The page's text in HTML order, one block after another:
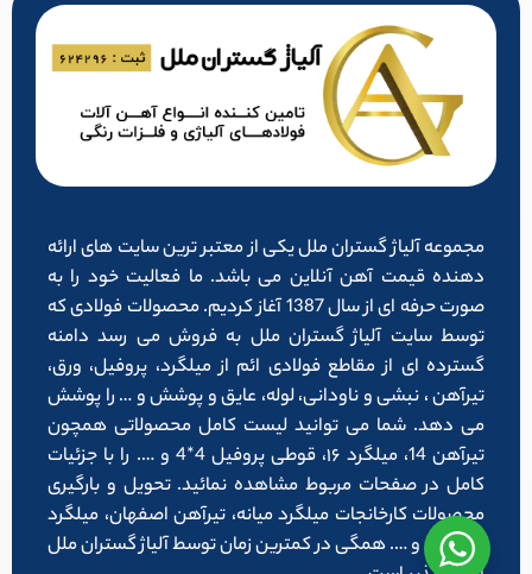
مجموعه آلیاژ گستران ملل یکی از معتبر ترین سایت های ارائه
دهنده قیمت آهن آنلاین می باشد. ما فعالیت خود را به
صورت حرفه ای از سال 1387 آغاز کردیم. محصولات فولادی که
توسط سایت آلیاژ گستران ملل به فروش می رسد دامنه
گسترده ای از مقاطع فولادی ائم از میلگرد، پروفیل، ورق،
تیرآهن ، نبشی و ناودانی، لوله، عایق و پوشش و … را پوشش
می دهد. شما می توانید لیست کامل محصولاتی همچون
تیرآهن 14، میلگرد ۱۶، قوطی پروفیل 4*4 و …. را با جزئیات
کامل در صفحات مربوط مشاهده نمائید. تحویل و بارگیری
محصولات کارخانجات میلگرد میانه، تیرآهن اصفهان، میلگرد
شاهرود و …. همگی در کمترین زمان توسط آلیاژ گستران ملل